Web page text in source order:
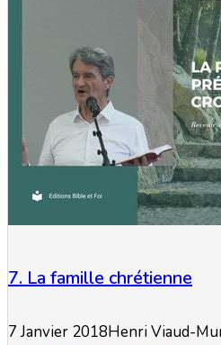
7. La famille chrétienne
7 Janvier 2018Henri Viaud-